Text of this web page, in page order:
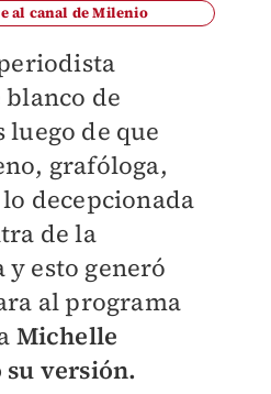
al canal de Milenio
de
luego de que
grafóloga,
decepcionada
de la
esto generó
al programa
Michelle
su versión.